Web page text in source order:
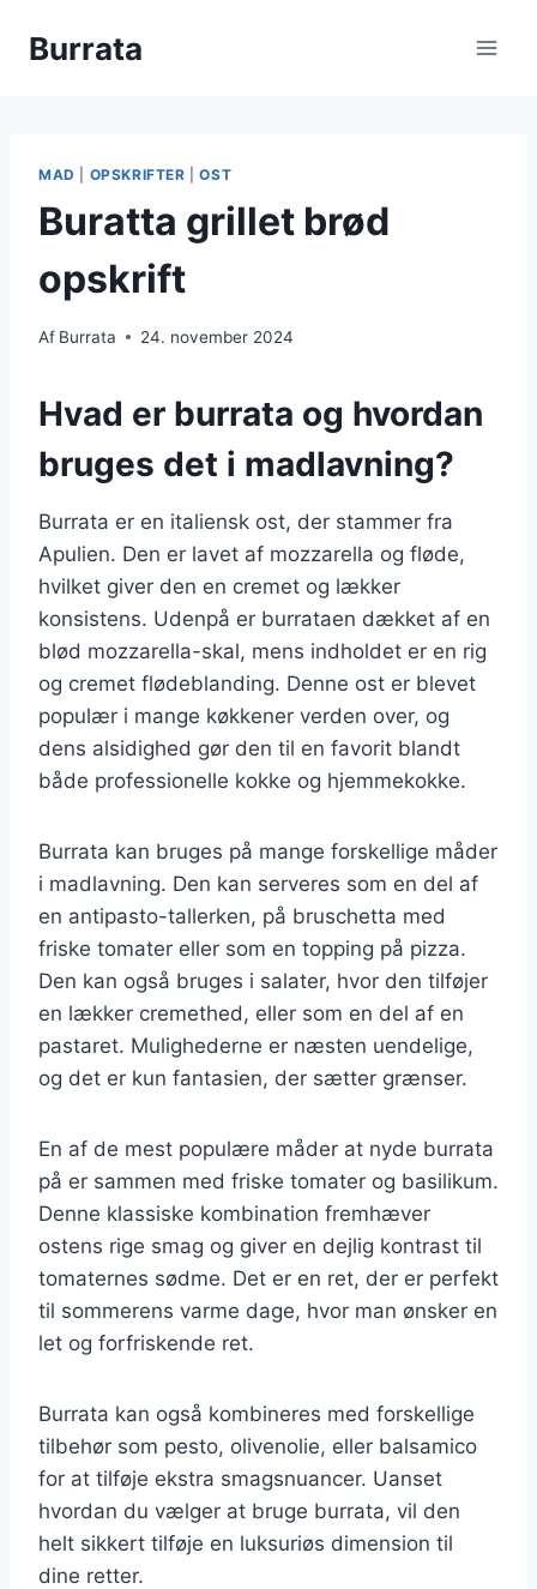
Burrata
MAD OPSKRIFTER |OST
Buratta grillet brød
opskrift
Af Burrata 24. november 2024
Hvad er burrata og hvordan
bruges det i madlavning?
Burrata er en italiensk ost, der stammer fra
Apulien. Den er lavet af mozzarella og fløde,
hvilket giver den en cremet og lækker
konsistens. Udenpå er burrataen dækket af en
blød mozzarella-skal, mens indholdet er en rig
og cremet flødeblanding. Denne ost er blevet
populær i mange køkkener verden over, og
dens alsidighed gør den til en favorit blandt
både professionelle kokke og hjemmekokke.
Burrata kan bruges på mange forskellige måder
i madlavning. Den kan serveres som en del af
en antipasto-tallerken, på bruschetta med
friske tomater eller som en topping på pizza.
Den kan også bruges i salater, hvor den tilføjer
en lækker cremethed, eller som en del af en
pastaret. Mulighederne er næsten uendelige,
og det er kun fantasien, der sætter grænser.
En af de mest populære måder at nyde burrata
på er sammen med friske tomater og basilikum.
Denne klassiske kombination fremhæver
ostens rige smag og giver en dejlig kontrast til
tomaternes sødme. Det er en ret, der er perfekt
til sommerens varme dage, hvor man ønsker en
let og forfriskende ret.
Burrata kan også kombineres med forskellige
tilbehør som pesto, olivenolie, eller balsamico
for at tilføje ekstra smagsnuancer. Uanset
hvordan du vælger at bruge burrata, vil den
helt sikkert tilføje en luksuriøs dimension til
dine retter.